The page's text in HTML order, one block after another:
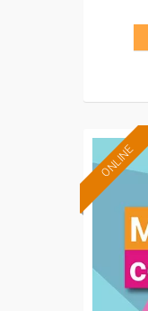
ONLINE